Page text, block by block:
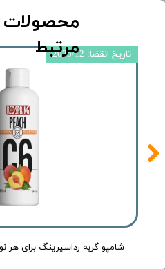
تاریخ انقضا: 2025/12
محصولات
مرتبط